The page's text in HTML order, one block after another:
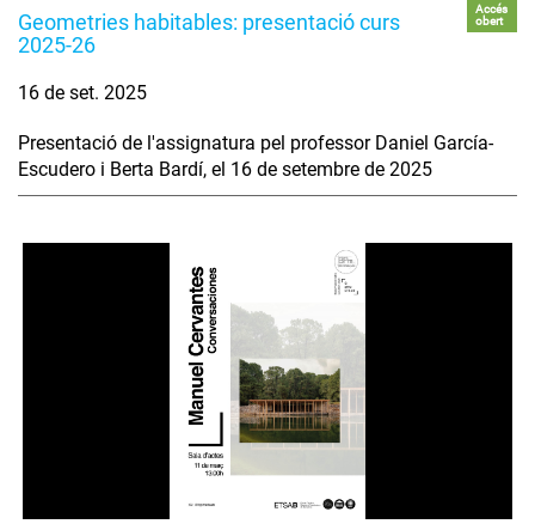
Geometries habitables: presentació curs
2025-26
Accés
obert
16 de set. 2025
Presentació de l'assignatura pel professor Daniel García-
Escudero i Berta Bardí, el 16 de setembre de 2025